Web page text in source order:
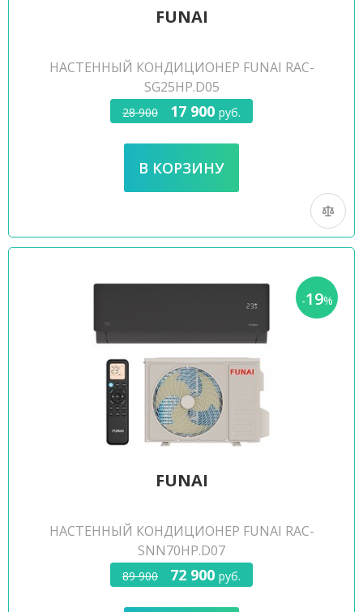
FUNAI
НАСТЕННЫЙ КОНДИЦИОНЕР FUNAI RAC-
SG25HP.D05
28 900 17 900 руб.
-19%
FUNAI
НАСТЕННЫЙ КОНДИЦИОНЕР FUNAI RAC-
SNN70HP.D07
89 900 72 900 руб.